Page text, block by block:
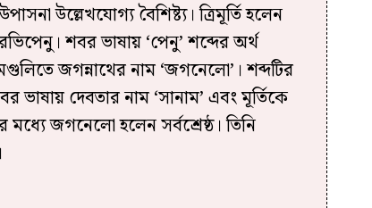
উল্লেখযোগ্য বৈশিষ্ট্য। ত্রিমূর্তি হলেন
শবর ভাষায় ‘পেনু’ শব্দের অর্থ
জগন্নাথের নাম ‘জগনেলো’। শব্দটির
ভাষায় দেবতার নাম ‘সানাম’ এবং মূর্তিকে
মধ্যে জগনেলো হলেন সর্বশ্রেষ্ঠ। তিনি